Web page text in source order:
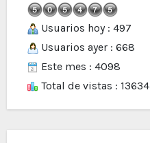
Usuarios hoy : 497
Usuarios ayer : 668
Este mes : 4098
Total de vistas :